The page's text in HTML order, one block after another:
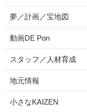
夢／計画／宝地図
動画DE Pon
スタッフ／人材育成
地元情報
小さなKAIZEN